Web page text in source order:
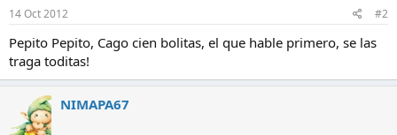
14 Oct 2012 #2
Pepito Pepito, Cago cien bolitas, el que hable primero, se las
traga toditas!
NIMAPA67